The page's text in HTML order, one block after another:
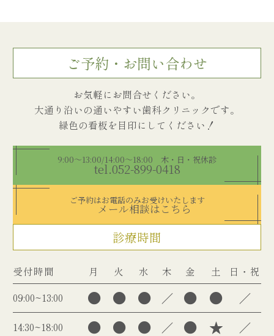
ご予約・お問い合わせ
お気軽にお問合せください。
大通り沿いの通いやすい歯科クリニックです。
9:00～13:00/14:00～18:00 木・日・祝休診
tel.052-899-0418
ご予約はお電話のみお受けいたします
メール相談はこちら
診療時間
受付時間 月 火 水 木 金 土
日・祝
09:00~13:00
● ● ● ／ ● ● ／
14:30~18:00 ● ● ● ／ ● ★ ／